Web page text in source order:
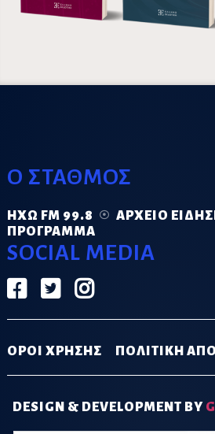
Ο ΣΤΑΘΜΟΣ
ΗΧΏ FM 99.8
ΑΡΧΕΊΟ
ΠΡΌΓΡΑΜΜΑ
SOCIAL MEDIA
ΟΡΟΙ ΧΡΗΣΗΣ ΠΟΛΙΤΙΚΗ
DESIGN & DEVELOPMENT BY